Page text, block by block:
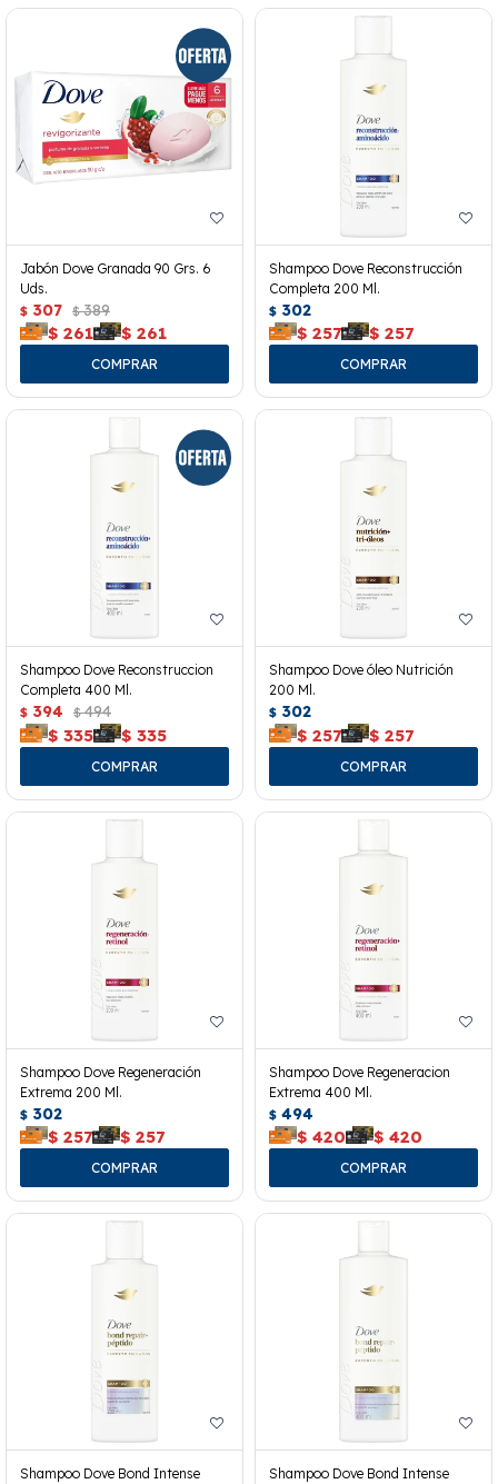
Jabón Dove Granada 90 Grs. 6
Uds.
$ 307 $ 389
$ 261 $ 261
Shampoo Dove Reconstrucción
Completa 200 Ml.
$ 302
$ 257 $ 257
Shampoo Dove Reconstruccion
Completa 400 Ml.
$ 394 $ 494
$ 335 $ 335
Shampoo Dove óleo Nutrición
200 Ml.
$ 302
$ 257 $ 257
Shampoo Dove Regeneración
Extrema 200 Ml.
$ 302
$ 257 $ 257
Shampoo Dove Regeneracion
Extrema 400 Ml.
$ 494
$ 420 $ 420
Shampoo Dove Bond Intense
Shampoo Dove Bond Intense